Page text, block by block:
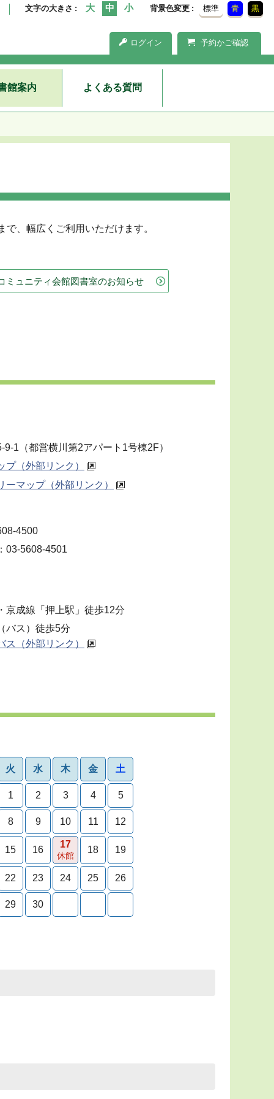
文字の大きさ 背景色変更 標準 青 黒
ログイン 予約かご確認
館案内 よくある質問
、幅広くご利用いただけます。
ミュニティ会館図書室のお知らせ
9-1（都営横川第2アパート1号棟2F）
プ（外部リンク）
ーマップ（外部リンク）
4500
03-5608-4501
京成線「押上駅」徒歩12分
バス）徒歩5分
ス（外部リンク）
火 水 木 金 土
1 2 3 4 5
8 9 10 11 12
15 16
17
休館
18 19
22 23 24 25 26
29 30